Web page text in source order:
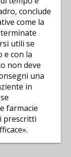
conclude
come la
utili se
e con la
non deve
una
in
farmacie
prescritti